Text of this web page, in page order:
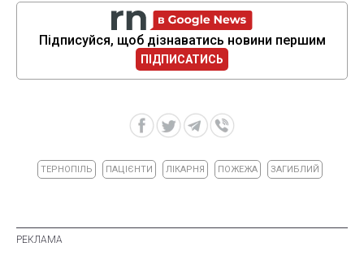
Підписуйся, щоб дізнаватись новини першим
ПІДПИСАТИСЬ
ТЕРНОПІЛЬ ПАЦІЄНТИ ЛІКАРНЯ ПОЖЕЖА ЗАГИБЛИЙ